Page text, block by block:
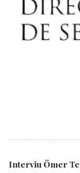
Interviu Ömer